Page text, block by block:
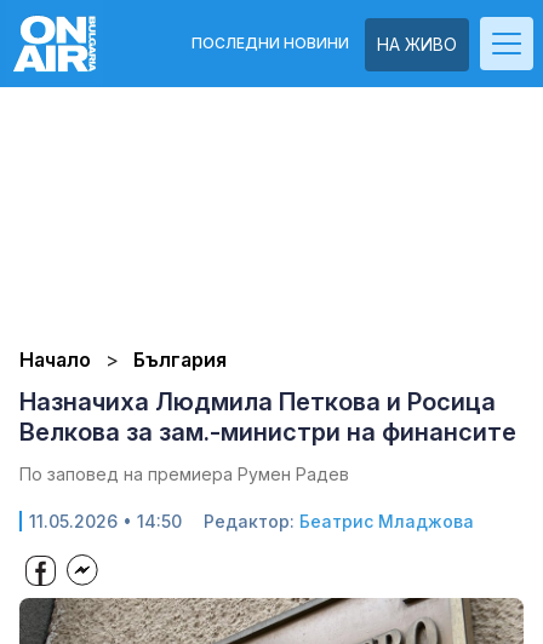
НА ЖИВО
ПОСЛЕДНИ НОВИНИ
Начало България
Назначиха Людмила Петкова и Росица
Велкова за зам.-министри на финансите
По заповед на премиера Румен Радев
11.05.2026 • 14:50 Редактор: Беатрис Младжова